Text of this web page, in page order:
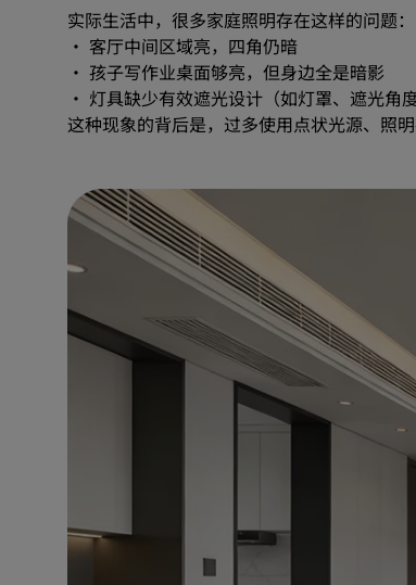
匀”
“柔
实际生活中，很多家庭照明存在这样的问题：
· 客厅中间区域亮，四角仍暗
· 孩子写作业桌面够亮，但身边全是暗影
· 灯具缺少有效遮光设计（如灯罩、遮光角
这种现象的背后是，过多使用点状光源、照